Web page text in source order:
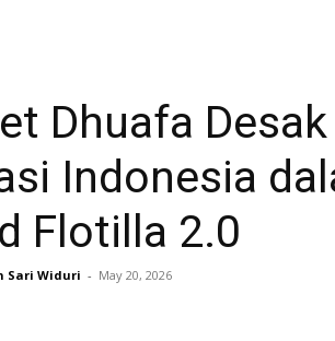
Dhuafa
Indonesia
Flotilla 2.0
Sari Widuri - May 20, 2026